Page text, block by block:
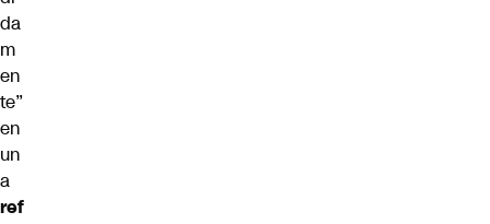
da
m
en
te”
en
un
a
ref